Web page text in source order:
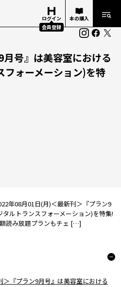
ログイン
会員登録
本の購入
号』は美容室における
フォーメーション)を特
年08月01日(月)＜最新刊＞『プラン9
ルトランスフォーメーション)を特集!
読み放題プランもチェ […]
＞『プラン9月号』は美容室における